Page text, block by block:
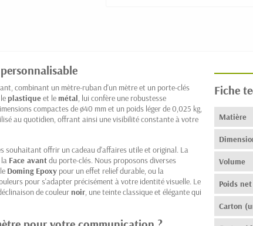
combinant un mètre-ruban d'un mètre et un porte-clés
plastiqueet lemétal, lui confère une robustesse
compactes de ø40 mm et un poids léger de 0,025 kg,
au quotidien, offrant ainsi une visibilité constante à votre
souhaitant offrir un cadeau d'affaires utile et original. La
Face avantdu porte-clés. Nous proposons diverses
Doming Epoxy pour un effet relief durable, ou la
pour s'adapter précisément à votre identité visuelle. Le
de couleurnoir, une teinte classique et élégante qui
Fiche
Matière
Volume
Poids net
Carton